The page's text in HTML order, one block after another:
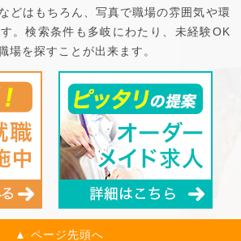
どはもちろん、写真で職場の雰囲気や環
。検索条件も多岐にわたり、未経験OK
場を探すことが出来ます。
▲ ページ先頭へ